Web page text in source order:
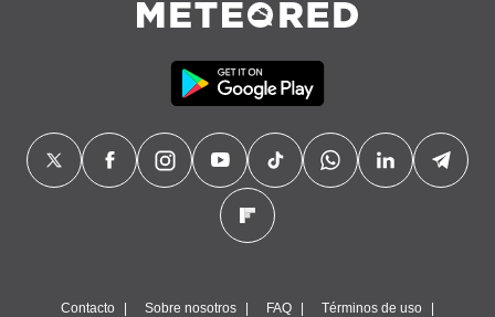
Contacto Sobre nosotros FAQ Términos de uso